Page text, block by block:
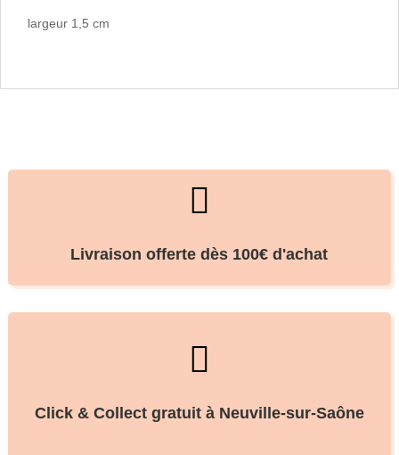
largeur 1,5 cm

Livraison offerte dès 100€ d'achat

Click & Collect gratuit à Neuville-sur-Saône